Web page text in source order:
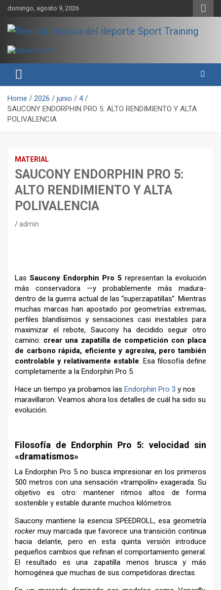
Skip
content
domingo, agosto 9, 2026
Revista técnica del deporte
Sport Training
rendimiento, nutrición y entrenamiento.
Home 2026 junio
4
SAUCONY ENDORPHIN PRO 5: ALTO RENDIMIENTO Y ALTA
POLIVALENCIA
MATERIAL
SAUCONY ENDORPHIN PRO 5:
ALTO RENDIMIENTO Y ALTA
POLIVALENCIA
admin
Las Saucony Endorphin Pro 5 representan la evolución
más conservadora —y probablemente más madura-
dentro de la guerra actual de las “superzapatillas”. Mientras
muchas marcas han apostado por geometrías extremas,
perfiles blandísimos y sensaciones casi inestables para
maximizar el rebote, Saucony ha decidido seguir otro
camino: crear una zapatilla de competición con placa
de carbono rápida, eficiente y agresiva, pero también
controlable y relativamente estable. Esa filosofía define
completamente a la Endorphin Pro 5.
Hace un tiempo ya probamos las Endorphin Pro 3 y nos
maravillaron. Veamos ahora los detalles de cuál ha sido su
evolución.
Filosofía de Endorphin Pro 5: velocidad sin
«dramatismos»
La Endorphin Pro 5 no busca impresionar en los primeros
500 metros con una sensación «trampolín» exagerada. Su
objetivo es otro: mantener ritmos altos de forma
sostenible y estable durante muchos kilómetros.
Saucony mantiene la esencia SPEEDROLL, esa geometría
rockermuy marcada que favorece una transición continua
hacia delante, pero en esta quinta versión introduce
pequeños cambios que refinan el comportamiento general.
El resultado es una zapatilla menos brusca y más
homogénea que muchas de sus competidoras directas.